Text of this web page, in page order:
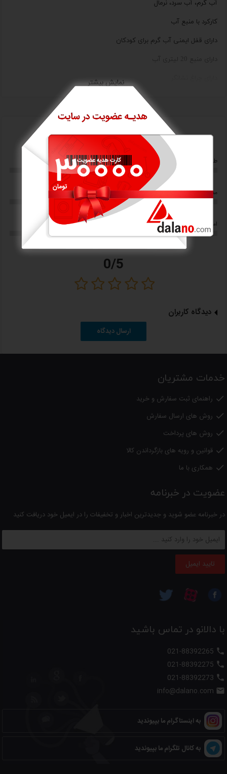
نمایش بیشتر
آب گرم، آب سرد، نرمال
کارکرد با منبع آب
دارای قفل ایمنی آب گرم برای کودکان
امتیاز کاربران
طراحی ارزش خرید0/5
مصرف انرژی0/5 کیفیت ساخت0/5
امکانات و قابلیت ها0/5
0/5
0/5
دیدگاه کاربران
ارسال دیدگاه
خدمات مشتریان
 راهنمای ثبت سفارش و خرید
 روش های ارسال سفارش
 روش های پرداخت
 قوانین و رویه های بازگرداندن کالا
 همکاری با ما
عضویت در خبرنامه
در خبرنامه عضو شوید و جدیدترین اخبار و تخفیفات را در ایمیل خود دریافت کنید
تایید ایمیل
با دالانو در تماس باشید




به اینستاگرام ما بپیوندید
به کانال تلگرام ما بپیوندید